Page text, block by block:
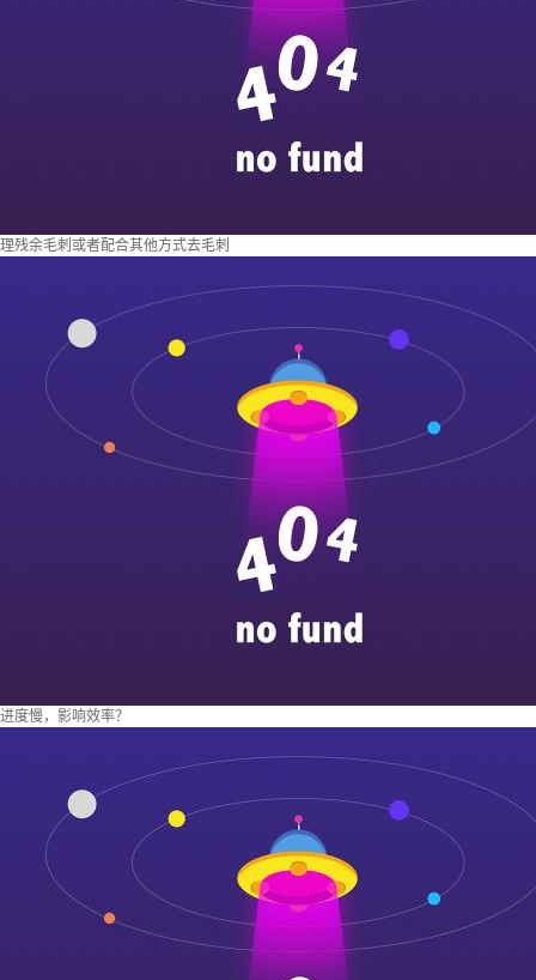
理残余毛刺或者配合其他方式去毛刺
进度慢，影响效率？